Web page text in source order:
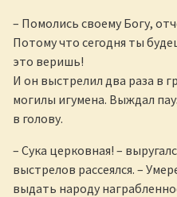
– Помолись своему Богу,
Потому что сегодня ты
это веришь!
И он выстрелил два раза в
могилы игумена. Выждал
в голову.
– Сука церковная! –
выстрелов рассеялся. –
выдать народу